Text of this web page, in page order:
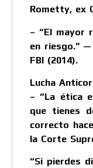
Rometty, ex
– “El mayor
en riesgo.”
FBI (2014).
Lucha
– “La ética
que tienes
correcto
la Corte
“Si pierdes